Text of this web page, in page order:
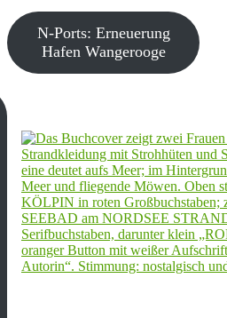
N-Ports: Erneuerung
Hafen Wangerooge